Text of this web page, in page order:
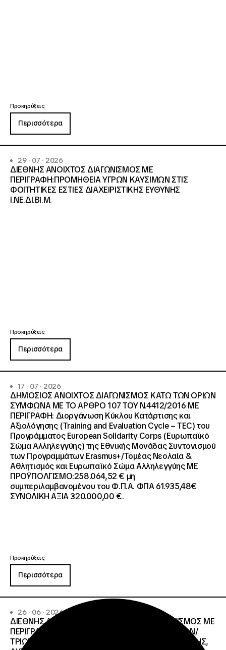
Προκηρύξεις
Περισσότερα
29 · 07 · 2026
ΔΙΕΘΝΗΣ ΑΝΟΙΧΤΟΣ ΔΙΑΓΩΝΙΣΜΟΣ ΜΕ
ΠΕΡΙΓΡΑΦΗ:ΠΡΟΜΗΘΕΙΑ ΥΓΡΩΝ ΚΑΥΣΙΜΩΝ ΣΤΙΣ
ΦΟΙΤΗΤΙΚΕΣ ΕΣΤΙΕΣ ΔΙΑΧΕΙΡΙΣΤΙΚΗΣ ΕΥΘΥΝΗΣ
Ι.ΝΕ.ΔΙ.ΒΙ.Μ.
Προκηρύξεις
Περισσότερα
17 · 07 · 2026
ΔΗΜΟΣΙΟΣ ΑΝΟΙΧΤΟΣ ΔΙΑΓΩΝΙΣΜΟΣ ΚΑΤΩ ΤΩΝ ΟΡΙΩΝ
ΣΥΜΦΩΝΑ ΜΕ ΤΟ ΑΡΘΡΟ 107 ΤΟΥ Ν.4412/2016 ΜΕ
ΠΕΡΙΓΡΑΦΗ: Διοργάνωση Κύκλου Κατάρτισης και
Αξιολόγησης (Training and Evaluation Cycle – TEC) του
Προγράμματος European Solidarity Corps (Ευρωπαϊκό
Σώμα Αλληλεγγύης) της Εθνικής Μονάδας Συντονισμού
των Προγραμμάτων Erasmus+/Τομέας Νεολαία &
Αθλητισμός και Ευρωπαϊκό Σώμα Αλληλεγγύης ΜΕ
ΠΡΟΫΠΟΛΓΙΣΜΟ:258.064,52 € μη
συμπεριλαμβανομένου του Φ.Π.Α. ΦΠΑ 61.935,48€
ΣΥΝΟΛΙΚΗ ΑΞΙΑ 320.000,00 €.
Προκηρύξεις
Περισσότερα
26 · 06 · 2026
ΔΙΕΘΝΗΣ ΑΝΟΙΧΤΟΣ ΗΛΕΚΤΡΟΝΙΚΟΣ ΔΙΑΓΩΝΙΣΜΟΣ ΜΕ
ΠΕΡΙΓΡΑΦΗ:ΥΠΗΡΕΣΙΕΣ ΣΤΕΓΑΣΗΣ ΤΩΝ ΦΟΙΤΗΤΩΝ/
ΤΡΙΩΝ ΤΩΝ ΠΑΝΕΠΙΣΤΗΜΙΑΚΩΝ ΙΔΡΥΜΑΤΩΝ KΡΗΤΗΣ,